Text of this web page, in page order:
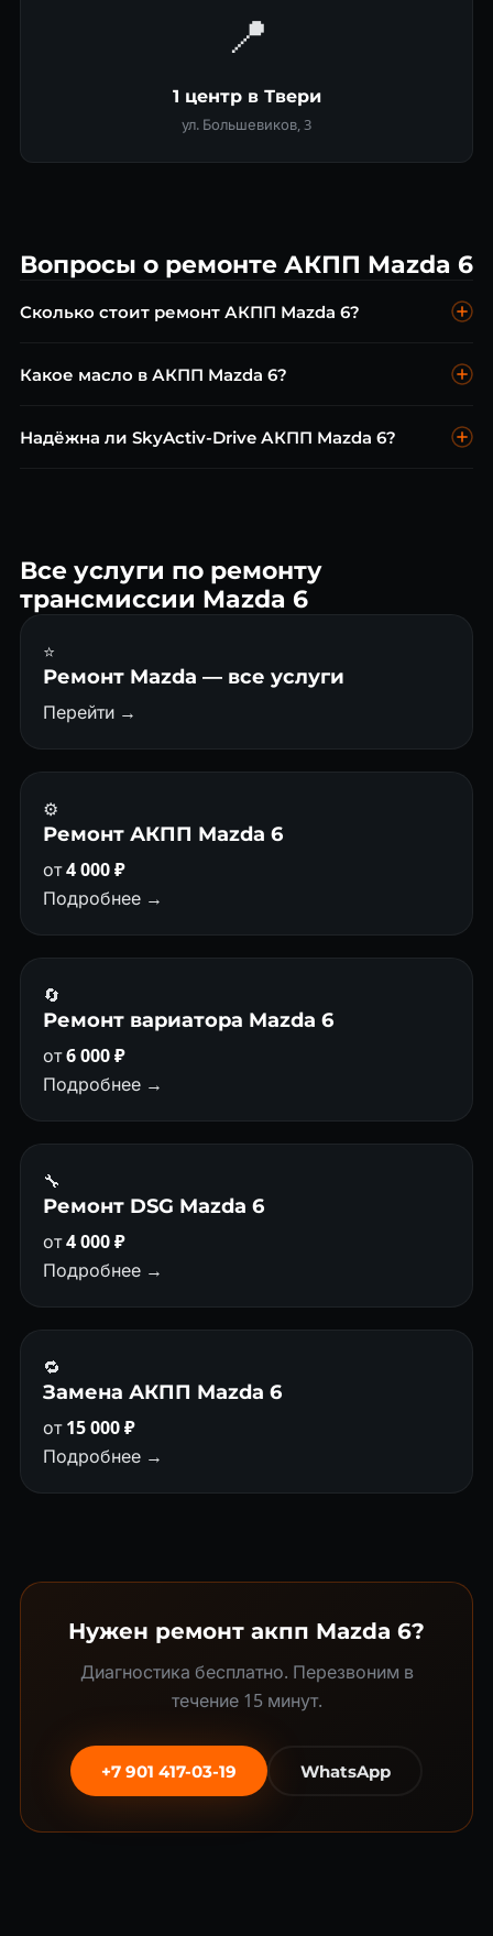
📍
1 центр в Твери
ул. Большевиков, 3
Вопросы о ремонте АКПП Mazda 6
Сколько стоит ремонт АКПП Mazda 6?
ремонт гидроблока FN4A-EL от 8 000 ₽, замена ГДТ от 6 000
Какое масло в АКПП Mazda 6?
FN4A-EL — Mazda ATF M-III или Dexron III. Менять каждые
Надёжна ли SkyActiv-Drive АКПП Mazda 6?
Все услуги по ремонту
трансмиссии Mazda 6
⭐
Ремонт Mazda — все услуги
Перейти →
⚙️
Ремонт АКПП Mazda 6
от4 000 ₽
Подробнее →
🔄
Ремонт вариатора Mazda 6
от6 000 ₽
Подробнее →
🔧
Ремонт DSG Mazda 6
от4 000 ₽
Подробнее →
🔁
Замена АКПП Mazda 6
от15 000 ₽
Подробнее →
Нужен ремонт акпп Mazda 6?
Диагностика бесплатно. Перезвоним в
течение 15 минут.
+7 901 417-03-19 WhatsApp